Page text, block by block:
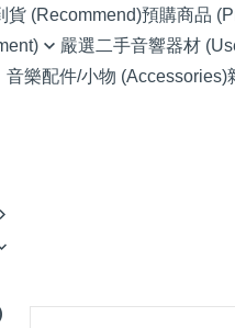
貨 (Recommend)預購商品
嚴選二手音響器材
音樂配件/小物 (Accessories)